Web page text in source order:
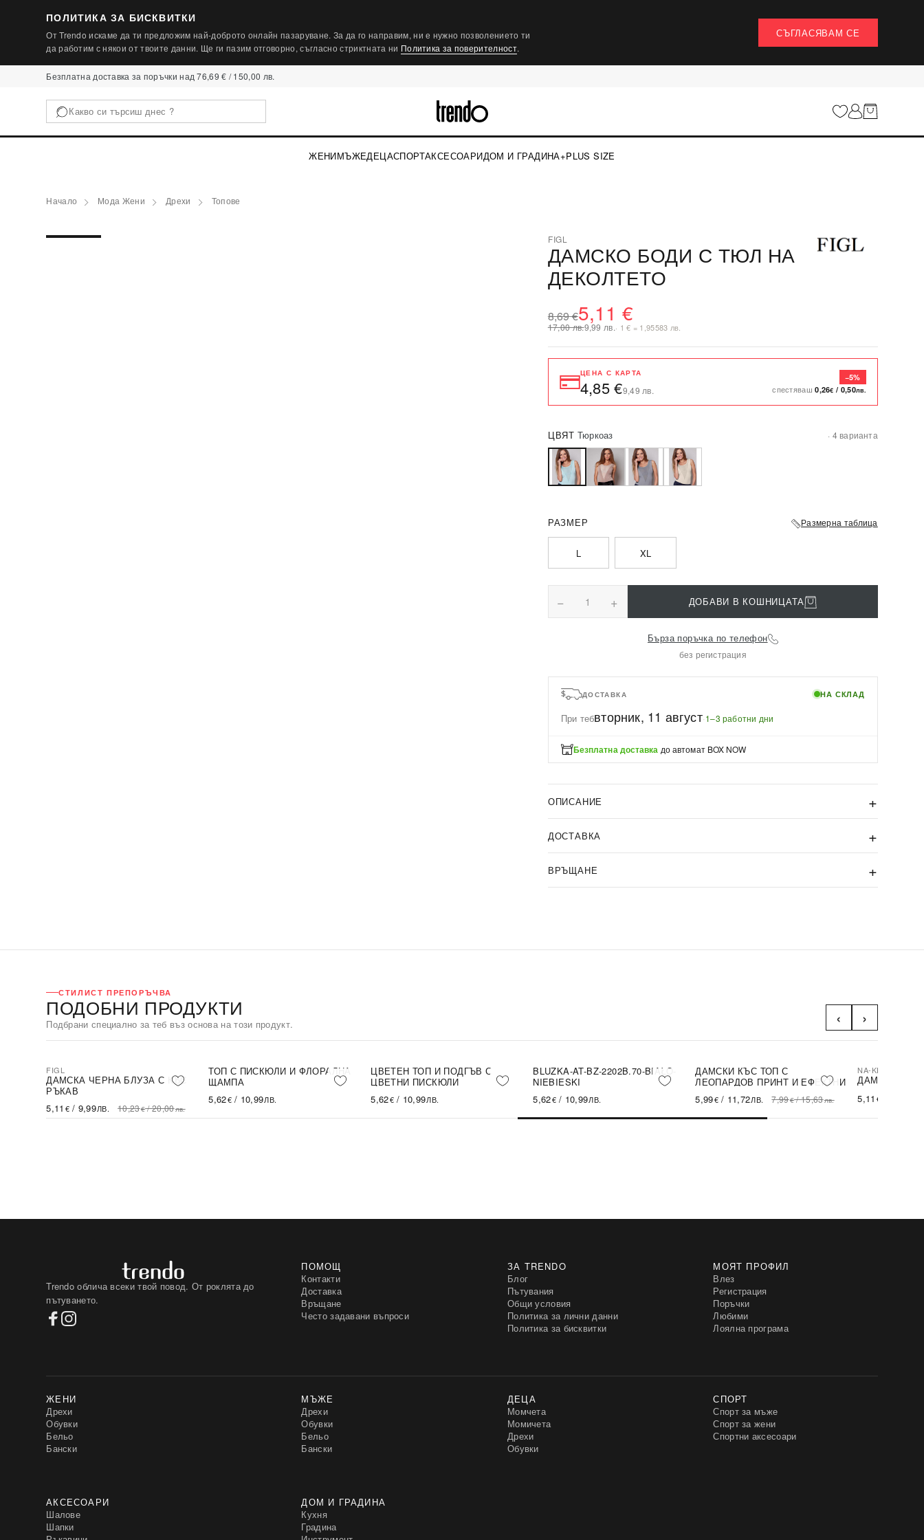
ПОЛИТИКА ЗА БИСКВИТКИ
От Trendo искаме да ти предложим най-доброто онлайн пазаруване. За да го направим, ни е нужно позволението ти
да работим с някои от твоите данни. Ще ги пазим отговорно, съгласно стриктната ни Политика за поверителност.
СЪГЛАСЯВАМ СЕ
Безплатна доставка за поръчки над 76,69 € / 150,00 лв.
ЖЕНИМЪЖЕДЕЦАСПОРТАКСЕСОАРИДОМ И ГРАДИНА+PLUS SIZE
Начало Мода Жени Дрехи Топове
FIGL
ДАМСКО БОДИ С ТЮЛ НА
ДЕКОЛТЕТО
8,69 €5,11 €
17,00 лв.9,99 лв.· 1 € = 1,95583 лв.
ЦЕНА С КАРТА
4,85 €9,49 лв.
−5%
спестяваш0,26€ / 0,50лв.
ЦВЯТ Тюркоаз · 4 варианта
РАЗМЕР Размерна таблица
L XL
− 1 + ДОБАВИ В КОШНИЦАТА
Бърза поръчка по телефон
без регистрация
ДОСТАВКА НА СКЛАД
При тебвторник, 11 август·1–3 работни дни
Безплатна доставка до автомат BOX NOW
ОПИСАНИЕ
ДОСТАВКА
ВРЪЩАНЕ
СТИЛИСТ ПРЕПОРЪЧВА
ПОДОБНИ ПРОДУКТИ
Подбрани специално за теб въз основа на този продукт. ‹ ›
-50% SALE
FIGL
ДАМСКА ЧЕРНА БЛУЗА С КЪС
РЪКАВ
5,11 €/ 9,99ЛВ. 10,23€/20,00лв.
ТОП С ПИСКЮЛИ И ФЛОРАЛНА
ЩАМПА
5,62€/ 10,99ЛВ.
ЦВЕТЕН ТОП И ПОДГЪВ С
ЦВЕТНИ ПИСКЮЛИ
5,62€/ 10,99ЛВ.
BLUZKA-AT-BZ-2202B.70-BIAŁO-
NIEBIESKI
5,62€/ 10,99ЛВ.
-25%
ДАМСКИ КЪС ТОП С
ЛЕОПАРДОВ ПРИНТ И ЕФЕКТНИ
ПАНДЕЛКИ
5,99€/ 11,72ЛВ. 7,99€/15,63лв.
-45%
NA-KD
ДАМСКИ ТОП
5,11 €
Trendo облича всеки твой повод. От роклята до
пътуването.
ПОМОЩ
Контакти
Доставка
Връщане
Често задавани въпроси
ЗА TRENDO
Блог
Пътувания
Общи условия
Политика за лични данни
Политика за бисквитки
МОЯТ ПРОФИЛ
Влез
Регистрация
Поръчки
Любими
Лоялна програма
ЖЕНИ
Дрехи
Обувки
Бельо
Бански
МЪЖЕ
Дрехи
Обувки
Бельо
Бански
ДЕЦА
Момчета
Момичета
Дрехи
Обувки
СПОРТ
Спорт за мъже
Спорт за жени
Спортни аксесоари
АКСЕСОАРИ
Шалове
Шапки
ДОМ И ГРАДИНА
Кухня
Градина